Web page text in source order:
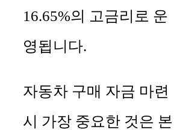
16.65%의 고금리로 운
영됩니다.
자동차 구매 자금 마련
시 가장 중요한 것은 본